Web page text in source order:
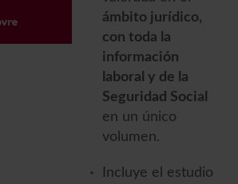
ámbito jurídico,
con toda la
información
laboral y de la
Seguridad Social
en un único
volumen.
Incluye el estudio